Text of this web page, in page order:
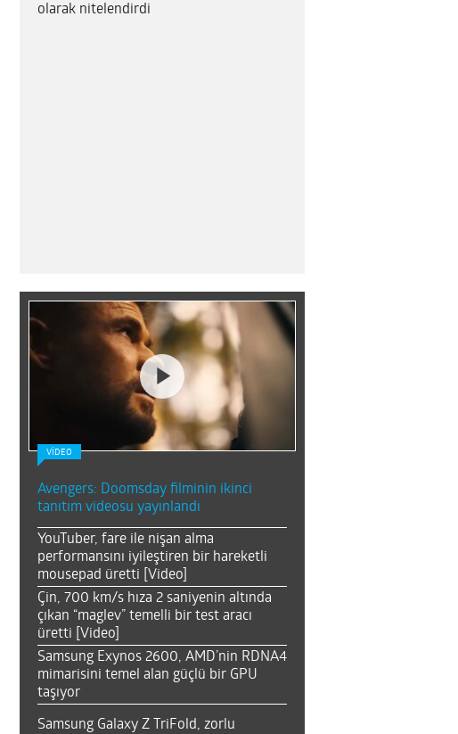
olarak nitelendirdi
VİDEO
Avengers: Doomsday filminin ikinci
tanıtım videosu yayınlandı
YouTuber, fare ile nişan alma
performansını iyileştiren bir hareketli
mousepad üretti [Video]
Çin, 700 km/s hıza 2 saniyenin altında
çıkan “maglev” temelli bir test aracı
üretti [Video]
Samsung Exynos 2600, AMD’nin RDNA4
mimarisini temel alan güçlü bir GPU
taşıyor
Samsung Galaxy Z TriFold, zorlu